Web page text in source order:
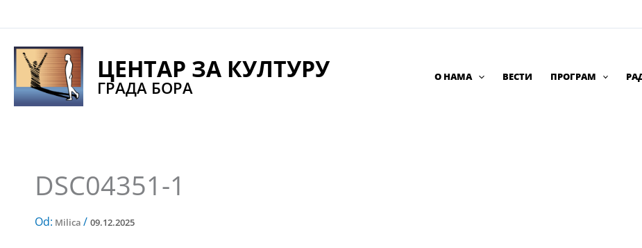
na
sadržaj
ЦЕНТАР ЗА КУЛТУРУ
ГРАДА БОРА
О НАМА ВЕСТИ ПРОГРАМ
DSC04351-1
Od: Milica / 09.12.2025